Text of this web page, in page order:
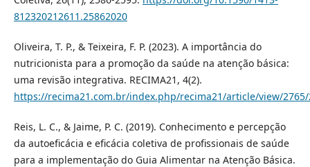
812320212611.25862020
Oliveira, T. P., & Teixeira, F. P. (2023). A importância do
nutricionista para a promoção da saúde na atenção básica:
uma revisão integrativa. RECIMA21, 4(2).
https://recima21.com.br/index.php/recima21/article/view/2765/
Reis, L. C., & Jaime, P. C. (2019). Conhecimento e percepção
da autoeficácia e eficácia coletiva de profissionais de saúde
para a implementação do Guia Alimentar na Atenção Básica.